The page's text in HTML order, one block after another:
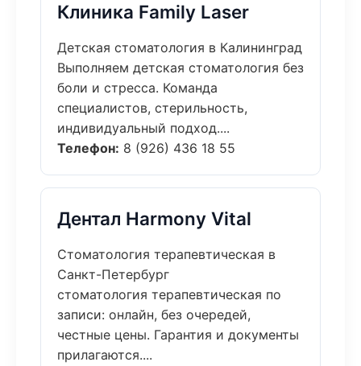
Клиника Family Laser
Детская стоматология в Калининград
Выполняем детская стоматология без
боли и стресса. Команда
специалистов, стерильность,
индивидуальный подход....
Телефон: 8 (926) 436 18 55
Дентал Harmony Vital
Стоматология терапевтическая в
Санкт-Петербург
стоматология терапевтическая по
записи: онлайн, без очередей,
честные цены. Гарантия и документы
прилагаются....